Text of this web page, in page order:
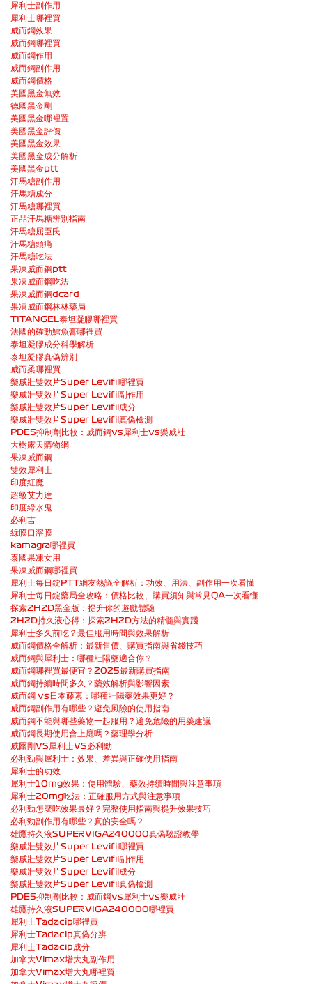
犀利士副作用
犀利士哪裡買
威而鋼效果
威而鋼哪裡買
威而鋼作用
威而鋼副作用
威而鋼價格
美國黑金無效
德國黑金剛
美國黑金哪裡置
美國黑金評價
美國黑金效果
美國黑金成分解析
美國黑金ptt
汗馬糖副作用
汗馬糖成分
汗馬糖哪裡買
正品汗馬糖辨別指南
汗馬糖屈臣氏
汗馬糖頭痛
汗馬糖吃法
果凍威而鋼ptt
果凍威而鋼吃法
果凍威而鋼dcard
果凍威而鋼林林藥局
TITANGEL泰坦凝膠哪裡買
法國的確勁鱈魚膏哪裡買
泰坦凝膠成分科學解析
泰坦凝膠真偽辨別
威而柔哪裡買
樂威壯雙效片Super Levifil哪裡買
樂威壯雙效片Super Levifil副作用
樂威壯雙效片Super Levifil成分
樂威壯雙效片Super Levifil真偽檢測
PDE5抑制劑比較：威而鋼vs犀利士vs樂威壯
大樹露天購物網
果凍威而鋼
雙效犀利士
印度紅魔
超級艾力達
印度綠水鬼
必利吉
綠膜口溶膜
kamagra哪裡買
泰國果凍女用
果凍威而鋼哪裡買
犀利士每日錠PTT網友熱議全解析：功效、用法、副作用一次看懂
犀利士每日錠藥局全攻略：價格比較、購買須知與常見QA一次看懂
探索2H2D黑金版：提升你的遊戲體驗
2H2D持久液心得：探索2H2D方法的精髓與實踐
犀利士多久前吃？最佳服用時間與效果解析
威而鋼價格全解析：最新售價、購買指南與省錢技巧
威而鋼與犀利士：哪種壯陽藥適合你？
威而鋼哪裡買最便宜？2025最新購買指南
威而鋼持續時間多久？藥效解析與影響因素
威而鋼 vs日本藤素：哪種壯陽藥效果更好？
威而鋼副作用有哪些？避免風險的使用指南
威而鋼不能與哪些藥物一起服用？避免危險的用藥建議
威而鋼長期使用會上癮嗎？藥理學分析
威爾剛VS犀利士VS必利勁
必利勁與犀利士：效果、差異與正確使用指南
犀利士的功效
犀利士10mg效果：使用體驗、藥效持續時間與注意事項
犀利士20mg吃法：正確服用方式與注意事項
必利勁怎麼吃效果最好？完整使用指南與提升效果技巧
必利勁副作用有哪些？真的安全嗎？
雄鷹持久液SUPERVIGA240000真偽驗證教學
樂威壯雙效片Super Levifil哪裡買
樂威壯雙效片Super Levifil副作用
樂威壯雙效片Super Levifil成分
樂威壯雙效片Super Levifil真偽檢測
PDE5抑制劑比較：威而鋼vs犀利士vs樂威壯
雄鷹持久液SUPERVIGA240000哪裡買
犀利士Tadacip哪裡買
犀利士Tadacip真偽分辨
犀利士Tadacip成分
加拿大Vimax增大丸副作用
加拿大Vimax增大丸哪裡買